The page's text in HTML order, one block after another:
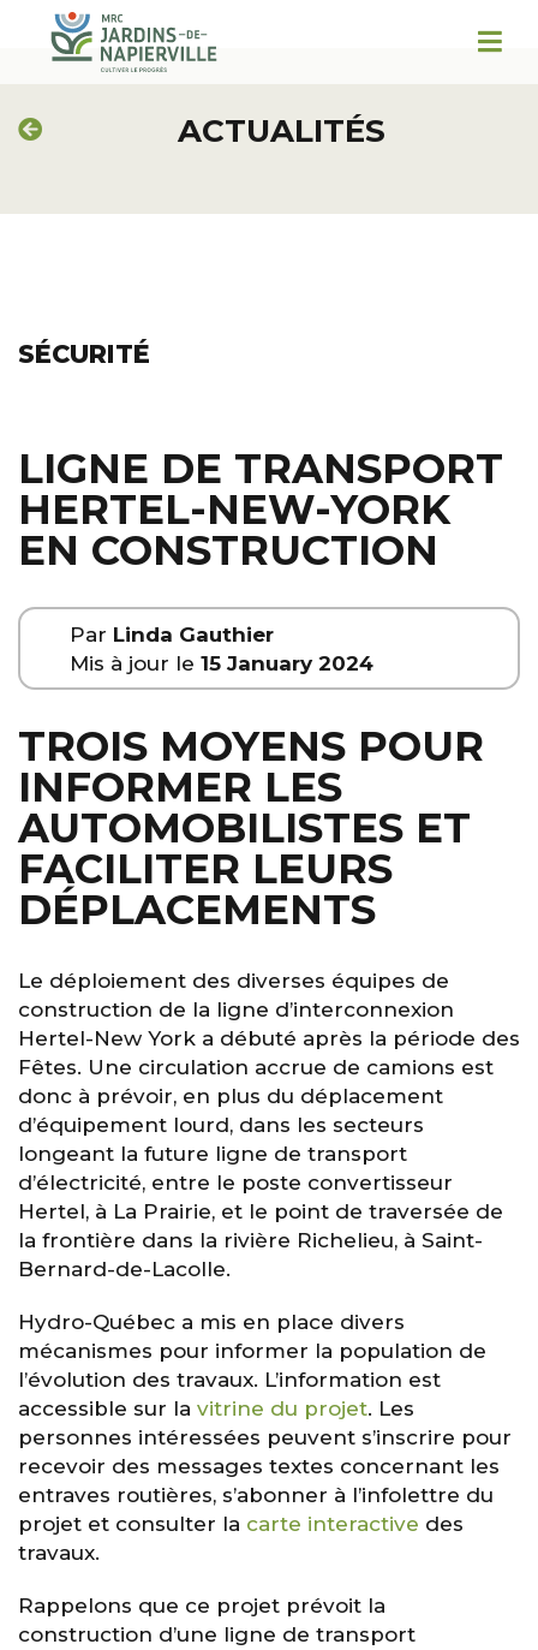
ACTUALITÉS
SÉCURITÉ
LIGNE DE TRANSPORT
HERTEL-NEW-YORK
EN CONSTRUCTION
Par Linda Gauthier
Mis à jour le 15 January 2024
TROIS MOYENS POUR
INFORMER LES
AUTOMOBILISTES ET
FACILITER LEURS
DÉPLACEMENTS
Le déploiement des diverses équipes de
construction de la ligne d’interconnexion
Hertel-New York a débuté après la période des
Fêtes. Une circulation accrue de camions est
donc à prévoir, en plus du déplacement
d’équipement lourd, dans les secteurs
longeant la future ligne de transport
d’électricité, entre le poste convertisseur
Hertel, à La Prairie, et le point de traversée de
la frontière dans la rivière Richelieu, à Saint-
Bernard-de-Lacolle.
Hydro-Québec a mis en place divers
mécanismes pour informer la population de
l’évolution des travaux. L’information est
accessible sur la vitrine du projet. Les
personnes intéressées peuvent s’inscrire pour
recevoir des messages textes concernant les
entraves routières, s’abonner à l’infolettre du
projet et consulter la carte interactive des
travaux.
Rappelons que ce projet prévoit la
construction d’une ligne de transport